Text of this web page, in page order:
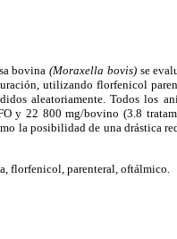
bovina (Moraxella bovis) se
utilizando florfenicol
aleatoriamente. Todos los
y 22 800 mg/bovino (3.8
la posibilidad de una drástica
florfenicol, parenteral, oftálmico.